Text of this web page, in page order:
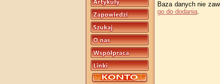
Baza danych nie
go do dodania.